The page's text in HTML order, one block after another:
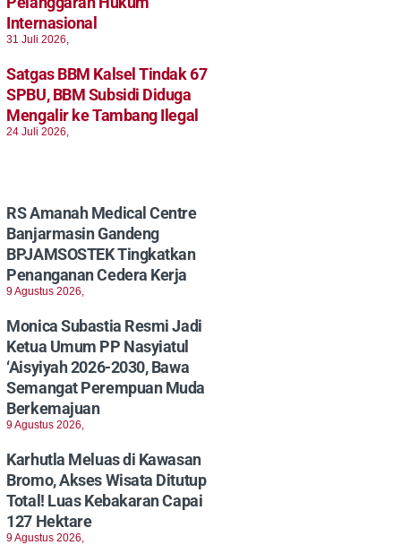
Internasional
31 Juli 2026,
Satgas BBM Kalsel Tindak 67
SPBU, BBM Subsidi Diduga
Mengalir ke Tambang Ilegal
24 Juli 2026,
RS Amanah Medical Centre
Banjarmasin Gandeng
BPJAMSOSTEK Tingkatkan
Penanganan Cedera Kerja
9 Agustus 2026,
Monica Subastia Resmi Jadi
Ketua Umum PP Nasyiatul
‘Aisyiyah 2026-2030, Bawa
Semangat Perempuan Muda
Berkemajuan
9 Agustus 2026,
Karhutla Meluas di Kawasan
Bromo, Akses Wisata Ditutup
Total! Luas Kebakaran Capai
127 Hektare
9 Agustus 2026,